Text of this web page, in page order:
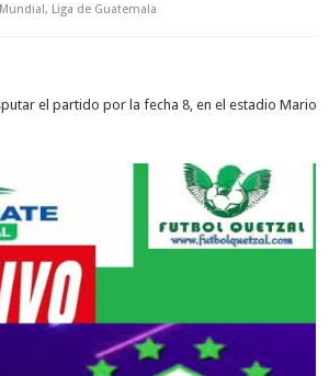
, Liga de Guatemala
el partido por la fecha 8, en el estadio Mario